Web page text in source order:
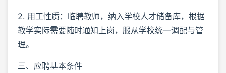
2. 用工性质：临聘教师，纳入学校人才储备库，根据
教学实际需要随时通知上岗，服从学校统一调配与管
理。
三、应聘基本条件